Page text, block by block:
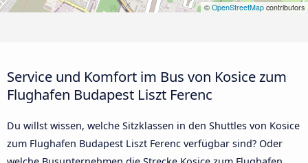
© OpenStreetMap contributors
Service und Komfort im Bus von Kosice zum
Flughafen Budapest Liszt Ferenc
Du willst wissen, welche Sitzklassen in den Shuttles von Kosice
zum Flughafen Budapest Liszt Ferenc verfügbar sind? Oder